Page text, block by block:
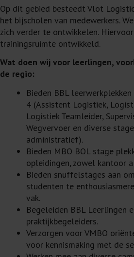
Op dit gebied besteedt Vlot
het bijscholen van medewerkers.
zich verder te ontwikkelen.
trainingsruimte ontwikkeld.
Wat doen wij voor leerlingen,
de regio:
Bieden BBL
4 (Assistent Logistiek,
Logistiek Teamleider,
Wegvervoer en diverse
administratief).
Bieden MBO BOL stage
opleidingen, zowel kantoor
Bieden snuffelstages aan
studenten te
vak.
Begeleiden BBL Leerlingen
praktijkbegeleiders.
Verzorgen voor VMBO
voor kennismaking met de